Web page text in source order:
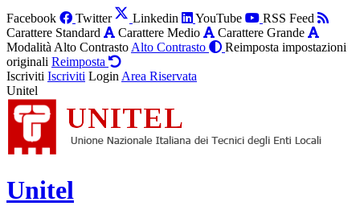
Facebook Twitter Linkedin YouTube
RSS Feed
Carattere Standard
Carattere Medio
Carattere Grande
Modalità Alto Contrasto Alto Contrasto
Reimposta impostazioni
originali Reimposta
Iscriviti Iscriviti Login Area Riservata
Unitel
Unitel